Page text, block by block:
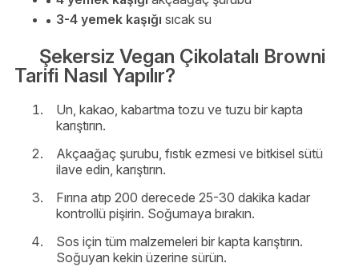
3-4 yemek kaşığı sıcak su
Şekersiz Vegan Çikolatalı Browni
Tarifi Nasıl Yapılır?
Un, kakao, kabartma tozu ve tuzu bir kapta
karıştırın.
Akçaağaç şurubu, fıstık ezmesi ve bitkisel sütü
ilave edin, karıştırın.
Fırına atıp 200 derecede 25-30 dakika kadar
kontrollü pişirin. Soğumaya bırakın.
Sos için tüm malzemeleri bir kapta karıştırın.
Soğuyan kekin üzerine sürün.